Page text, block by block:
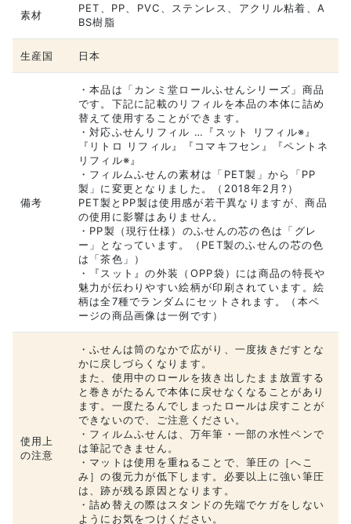
素材
PET、PP、PVC、ステンレス、アクリル粘着、A
BS樹脂
生産国 日本
備考
・本品は「カンミ堂ロールふせんシリーズ」商品
です。下記に記載のリフィルを本品の本体に詰め
替えて使用することができます。
・対応ふせんリフィル …『スット リフィル※』
『リトロ リフィル』『コマキフセン』『ペントネ
リフィル※』
・フィルムふせんの素材は「PET製」から「PP
製」に変更となりました。（2018年2月?）
PET製とPP製は使用感が若干異なりますが、商品
の使用に影響はありません。
・PP製（現行仕様）のふせんの芯の色は「グレ
ー」となっています。（PET製のふせんの芯の色
は「茶色」）
・『スット』の外装（OPP袋）には商品の特長や
魅力が伝わりやすい絵柄が印刷されています。絵
柄は全7種でランダムにセットされます。（本ペ
ージの商品画像は一例です）
使用上
の注意
・ふせんは筒のなかで広がり、一度抜きだすとな
かに戻しづらくなります。
また、使用中のロールを抜き出したまま放置する
と巻きがたるんで本体に戻せなくなることがあり
ます。一度たるんでしまったロールは戻すことが
できないので、ご注意ください。
・フィルムふせんは、万年筆・一部の水性ペンで
は筆記できません。
・マットは使用を重ねることで、筆圧の［へこ
み］の復元力が低下します。必要以上に強い筆圧
は、跡が残る原因となります。
・詰め替えの際はスタンドの先端でケガをしない
ようにお気をつけください。